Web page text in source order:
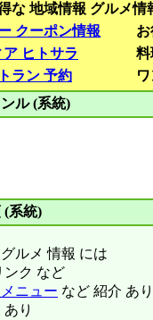
な 地域情報 グルメ情
クーポン情報
ヒトサラ
料
ラン 予約
ル (系統)
(系統)
ルメ 情報 には
ンク など
ニュー など 紹介 あり
り